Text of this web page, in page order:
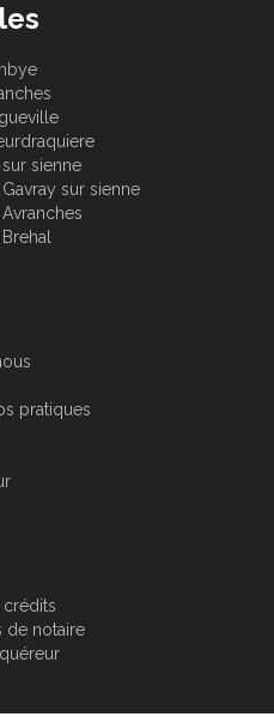
sienne
sur sienne
pratiques
crédits
de notaire